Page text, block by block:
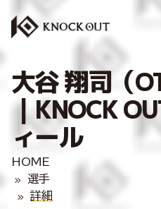
大谷 翔司（
｜KNOCK
ィール
HOME
選手
詳細